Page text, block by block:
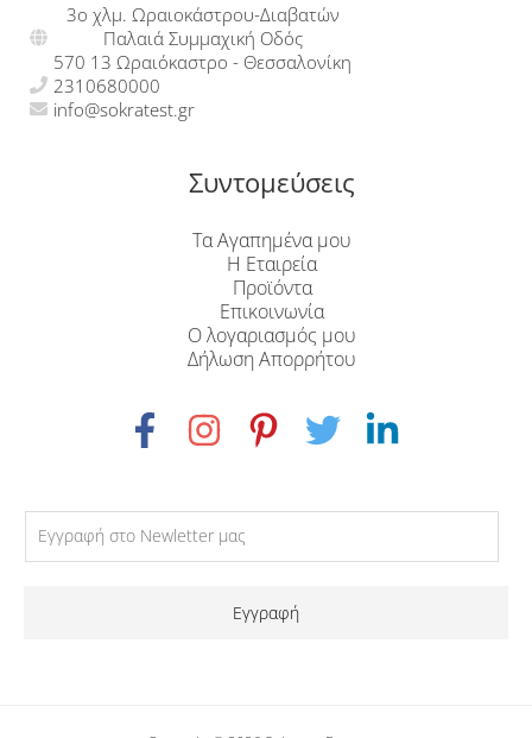
3ο χλμ. Ωραιοκάστρου-Διαβατών
Παλαιά Συμμαχική Οδός
570 13 Ωραιόκαστρο - Θεσσαλονίκη
2310680000
info@sokratest.gr
Συντομεύσεις
Τα Αγαπημένα μου
Η Εταιρεία
Προϊόντα
Επικοινωνία
Ο λογαριασμός μου
Δήλωση Απορρήτου
Εγγραφή